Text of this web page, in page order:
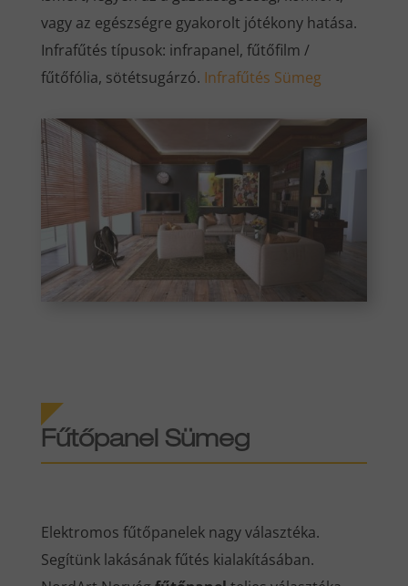
vagy az egészségre gyakorolt jótékony hatása.
Infrafűtés típusok: infrapanel, fűtőfilm /
fűtőfólia, sötétsugárzó. Infrafűtés Sümeg
Fűtőpanel Sümeg
Elektromos fűtőpanelek nagy választéka.
Segítünk lakásának fűtés kialakításában.